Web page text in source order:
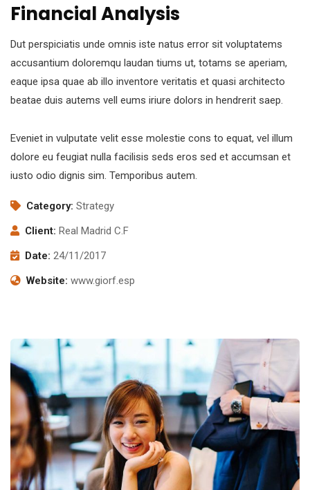
Financial Analysis
Dut perspiciatis unde omnis iste natus error sit voluptatems
accusantium doloremqu laudan tiums ut, totams se aperiam,
eaque ipsa quae ab illo inventore veritatis et quasi architecto
beatae duis autems vell eums iriure dolors in hendrerit saep.
Eveniet in vulputate velit esse molestie cons to equat, vel illum
dolore eu feugiat nulla facilisis seds eros sed et accumsan et
iusto odio dignis sim. Temporibus autem.
Category: Strategy
Client: Real Madrid C.F
Date: 24/11/2017
Website: www.giorf.esp